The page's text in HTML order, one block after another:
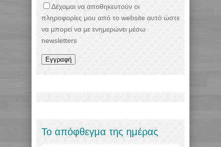
Δέχομαι να αποθηκευτούν οι
πληροφορίες μου από το website αυτό ώστε
να μπορεί να με ενημερώνει μέσω
newsletters
Το απόφθεγμα της ημέρας